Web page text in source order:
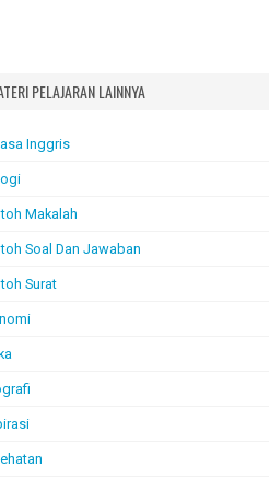
PELAJARAN LAINNYA
Inggris
Makalah
Soal Dan Jawaban
Surat